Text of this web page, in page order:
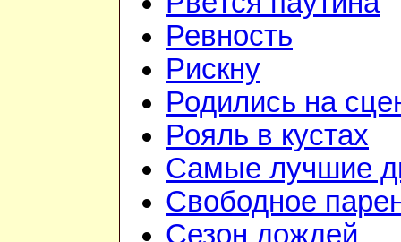
Ревность
Рискну
Родились на
Рояль в кустах
Самые лучшие
Свободное
Сезон дождей